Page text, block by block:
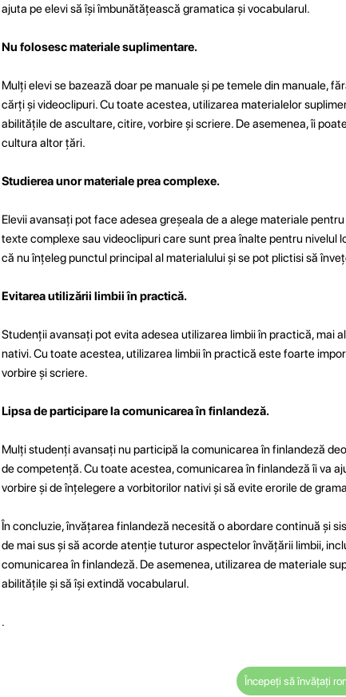
ajuta pe elevi să își îmbunătățească gramatica și vocabularul.
Nu folosesc materiale suplimentare.
Mulți elevi se bazează doar pe manuale și pe temele din manuale,
cărți și videoclipuri. Cu toate acestea, utilizarea materialelor
abilitățile de ascultare, citire, vorbire și scriere. De asemenea, îi
cultura altor țări.
Studierea unor materiale prea complexe.
Elevii avansați pot face adesea greșeala de a alege materiale
texte complexe sau videoclipuri care sunt prea înalte pentru nivelul
că nu înțeleg punctul principal al materialului și se pot plictisi să
Evitarea utilizării limbii în practică.
Studenții avansați pot evita adesea utilizarea limbii în practică, mai
nativi. Cu toate acestea, utilizarea limbii în practică este foarte
vorbire și scriere.
Lipsa de participare la comunicarea în finlandeză.
Mulți studenți avansați nu participă la comunicarea în finlandeză
de competență. Cu toate acestea, comunicarea în finlandeză îi va
vorbire și de înțelegere a vorbitorilor nativi și să evite erorile de
În concluzie, învățarea finlandeză necesită o abordare continuă și
de mai sus și să acorde atenție tuturor aspectelor învățării limbii,
comunicarea în finlandeză. De asemenea, utilizarea de materiale
abilitățile și să își extindă vocabularul.
.
Începeți să învățați